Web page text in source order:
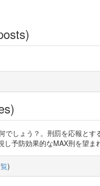
しょう？。刑罰を応報と
予防効果的なMAX刑を望
)